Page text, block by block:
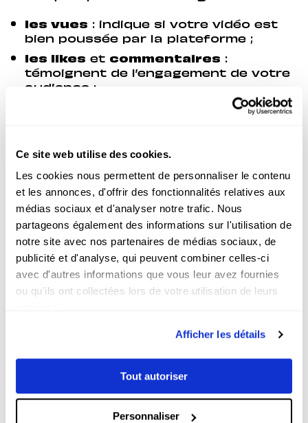
Ce site web utilise des cookies.
Les cookies nous permettent de personnaliser le contenu
et les annonces, d'offrir des fonctionnalités relatives aux
médias sociaux et d'analyser notre trafic. Nous
partageons également des informations sur l'utilisation de
notre site avec nos partenaires de médias sociaux, de
publicité et d'analyse, qui peuvent combiner celles-ci
avec d'autres informations que vous leur avez fournies
ou qu'ils ont collectées lors de votre utilisation de leurs
Afficher les détails
Tout autoriser
Personnaliser
les vues : indique si votre vidéo est
bien poussée par la plateforme ;
les likes et commentaires :
témoignent de l’engagement de votre
audience ;
: montre si
les clics: indique si la vidéo convainc
à passer à l’action ;
les ventes: montre l’adéquation de
votre vidéo avec votre landing page
ou votre site internet.
En bref : faites-vous
accompagner pour vos
campagnes vidéo sur les
vidéo sur les réseaux sociaux est un
vente, mais elle ne s’improvise pas.
Pour réussir votre campagne, vous